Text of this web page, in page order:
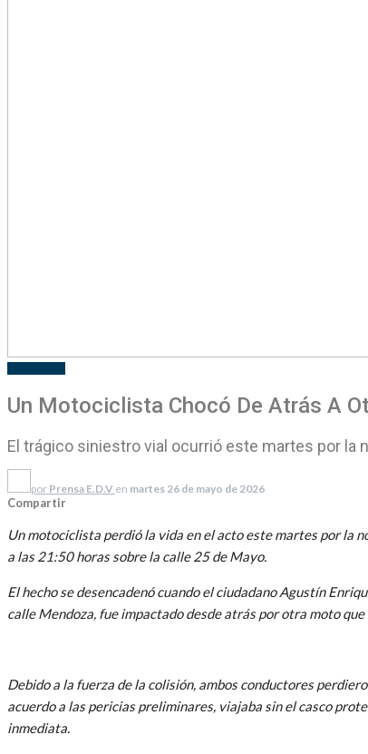
Un Motociclista Chocó De Atrás A
El trágico siniestro vial ocurrió este martes por
por Prensa E.D.V en martes 26 de mayo de 2026
Compartir
Un motociclista perdió la vida en el acto este martes por la
a las 21:50 horas sobre la calle 25 de Mayo.
El hecho se desencadenó cuando el ciudadano Agustín
calle Mendoza, fue impactado desde atrás por otra moto
Debido a la fuerza de la colisión, ambos conductores
acuerdo a las pericias preliminares, viajaba sin el casco
inmediata.